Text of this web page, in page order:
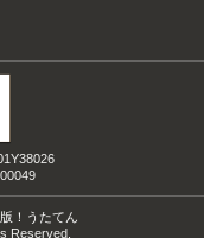
！うたてん
Reserved.